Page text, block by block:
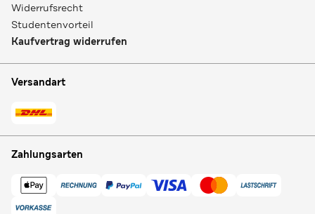
Widerrufsrecht
Studentenvorteil
Kaufvertrag widerrufen
Versandart
Zahlungsarten